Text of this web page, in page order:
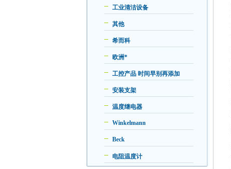
工业清洁设备
其他
希而科
欧洲*
工控产品 时间早别再添加
安装支架
温度继电器
Winkelmann
Beck
电阻温度计